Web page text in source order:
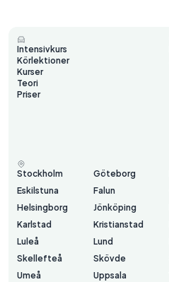
Intensivkurs
Körlektioner
Kurser
Teori
Priser
Stockholm Göteborg
Eskilstuna
Falun
Helsingborg
Jönköping
Karlstad
Kristianstad
Luleå
Lund
Skellefteå
Skövde
Umeå
Uppsala